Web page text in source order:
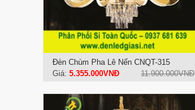
Đèn Chùm Pha Lê Nến CNQT-315
Giá: 5.355.000VNĐ 11.900.000VNĐ